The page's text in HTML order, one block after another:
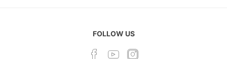
FOLLOW US